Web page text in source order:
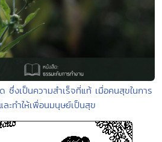
ซึ่งเป็นความสำเร็จที่แท้ เมื่อคนสุขในการ
ะทำให้เพื่อนมนุษย์เป็นสุข